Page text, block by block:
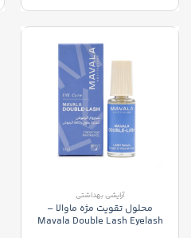
آرایشی بهداشتی
محلول تقویت مژه ماوالا –
Mavala Double Lash Eyelash